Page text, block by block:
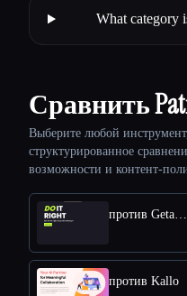
What category
Сравнить
Выберите любой
структурированное
возможности и контент-
против Getactyv
против Kallo